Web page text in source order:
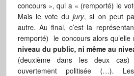
concours », qui a « (remporté) le
Mais le vote dujury, si on peut
autre. Au final, c’est la
remporté) le concours alors qu’elle
niveau du public, ni même au
(deuxième dans les deux cas)
ouvertement politisée (…).